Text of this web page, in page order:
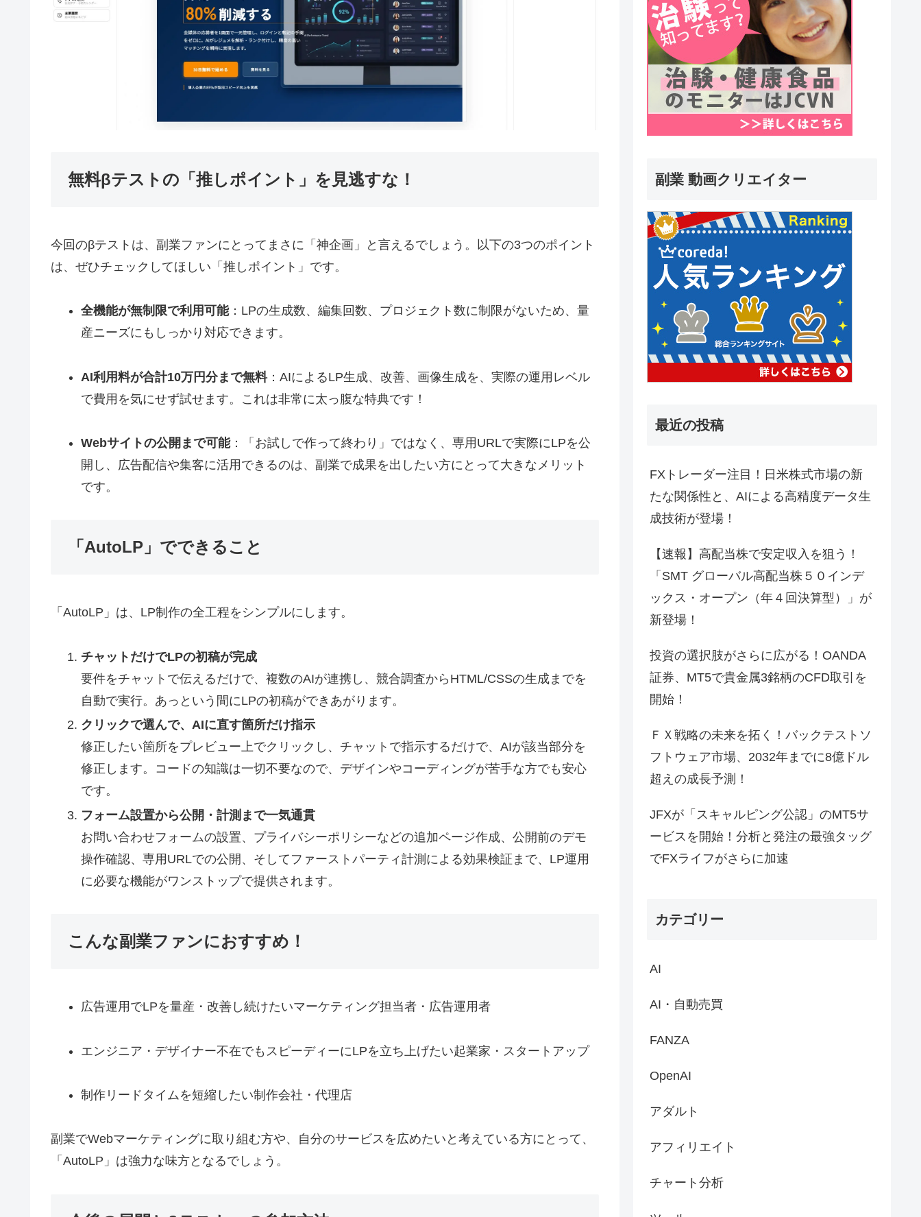
無料βテストの「推しポイント」を見逃すな！
今回のβテストは、副業ファンにとってまさに「神企画」と言えるでしょう。以下の3つのポイント
は、ぜひチェックしてほしい「推しポイント」です。
全機能が無制限で利用可能：LPの生成数、編集回数、プロジェクト数に制限がないため、量
産ニーズにもしっかり対応できます。
AI利用料が合計10万円分まで無料：AIによるLP生成、改善、画像生成を、実際の運用レベル
で費用を気にせず試せます。これは非常に太っ腹な特典です！
Webサイトの公開まで可能：「お試しで作って終わり」ではなく、専用URLで実際にLPを公
開し、広告配信や集客に活用できるのは、副業で成果を出したい方にとって大きなメリット
です。
「AutoLP」でできること
「AutoLP」は、LP制作の全工程をシンプルにします。
チャットだけでLPの初稿が完成
要件をチャットで伝えるだけで、複数のAIが連携し、競合調査からHTML/CSSの生成までを
自動で実行。あっという間にLPの初稿ができあがります。
クリックで選んで、AIに直す箇所だけ指示
修正したい箇所をプレビュー上でクリックし、チャットで指示するだけで、AIが該当部分を
修正します。コードの知識は一切不要なので、デザインやコーディングが苦手な方でも安心
です。
フォーム設置から公開・計測まで一気通貫
お問い合わせフォームの設置、プライバシーポリシーなどの追加ページ作成、公開前のデモ
操作確認、専用URLでの公開、そしてファーストパーティ計測による効果検証まで、LP運用
に必要な機能がワンストップで提供されます。
こんな副業ファンにおすすめ！
広告運用でLPを量産・改善し続けたいマーケティング担当者・広告運用者
エンジニア・デザイナー不在でもスピーディーにLPを立ち上げたい起業家・スタートアップ
制作リードタイムを短縮したい制作会社・代理店
副業でWebマーケティングに取り組む方や、自分のサービスを広めたいと考えている方にとって、
「AutoLP」は強力な味方となるでしょう。
副業 動画クリエイター
最近の投稿
FXトレーダー注目！日米株式市場の新
たな関係性と、AIによる高精度データ生
成技術が登場！
【速報】高配当株で安定収入を狙う！
「SMT グローバル高配当株５０インデ
ックス・オープン（年４回決算型）」が
新登場！
投資の選択肢がさらに広がる！OANDA
証券、MT5で貴金属3銘柄のCFD取引を
開始！
ＦＸ戦略の未来を拓く！バックテストソ
フトウェア市場、2032年までに8億ドル
超えの成長予測！
JFXが「スキャルピング公認」のMT5サ
ービスを開始！分析と発注の最強タッグ
でFXライフがさらに加速
カテゴリー
AI
AI・自動売買
FANZA
OpenAI
アダルト
アフィリエイト
チャート分析